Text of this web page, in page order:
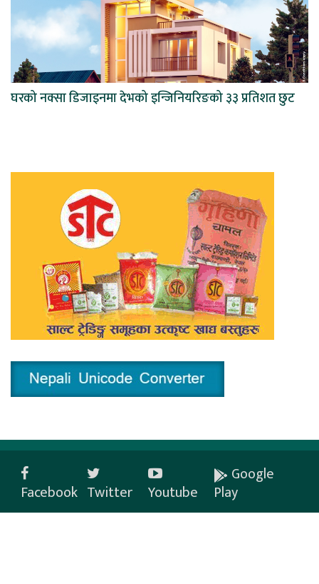
घरको नक्सा डिजाइनमा देभको इन्जिनियरिङको ३३ प्रतिशत छुट
Facebook Twitter Youtube
Google
Play
Privacy Policy